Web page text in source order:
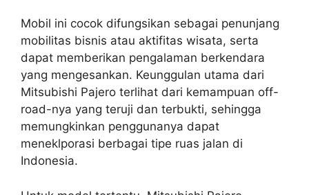
Mobil ini cocok difungsikan sebagai penunjang
mobilitas bisnis atau aktifitas wisata, serta
dapat memberikan pengalaman berkendara
yang mengesankan. Keunggulan utama dari
Mitsubishi Pajero terlihat dari kemampuan off-
road-nya yang teruji dan terbukti, sehingga
memungkinkan penggunanya dapat
meneklporasi berbagai tipe ruas jalan di
Indonesia.